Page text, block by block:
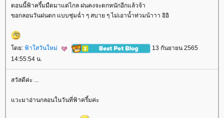
ตอนนี้ฟ้าครึ้มมืดมาแต่ไกล ฝนคงจะตกหนักอีกแล้วจ้า
ขอกลอนวันฝนตก แบบชุ่มฉ่ำ ๆ สบาย ๆ ไม่เอาน้ำท่วมน้าาา อิอิ
ดย: ฟ้าใสวันใหม่
13 กันยายน 2565
14:55:54 น.
สวัสดีค่ะ ...
วะมาอ่านกลอนในวันที่ฟ้าครึ้มค่ะ